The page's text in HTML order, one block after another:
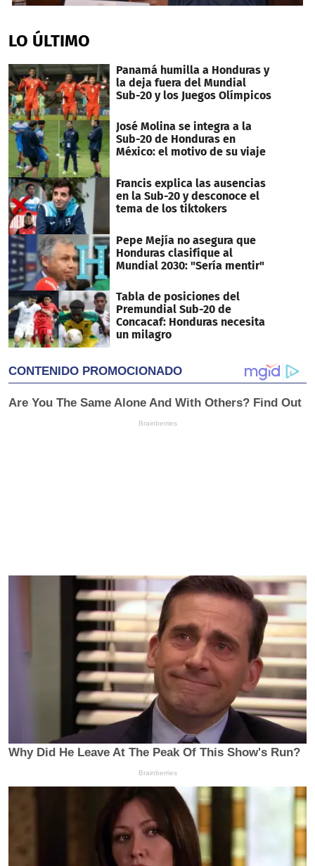
of
2
31
seconds
LO ÚLTIMO
Panamá humilla a Honduras y
la deja fuera del Mundial
Sub-20 y los Juegos Olímpicos
José Molina se integra a la
Sub-20 de Honduras en
México: el motivo de su viaje
Francis explica las ausencias
en la Sub-20 y desconoce el
tema de los tiktokers
Pepe Mejía no asegura que
Honduras clasifique al
Mundial 2030: "Sería mentir"
Tabla de posiciones del
Premundial Sub-20 de
Concacaf: Honduras necesita
un milagro